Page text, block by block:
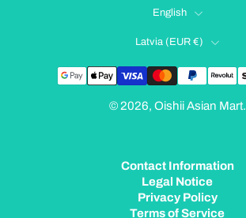
English
Latvia ‎(EUR €)‎
© 2026, Oishii Asian Mart.
Contact Information
Legal Notice
Privacy Policy
Terms of Service